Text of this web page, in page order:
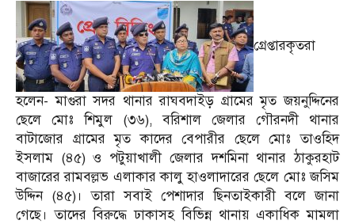
গ্রেপ্তারকৃতরা
হলেন- মাগুরা সদর থানার রাঘবদাইড় গ্রামের মৃত জয়নুদ্দিনের
ছেলে মোঃ শিমুল (৩৬), বরিশাল জেলার গৌরনদী থানার
বাটাজোর গ্রামের মৃত কাদের বেপারীর ছেলে মোঃ তাওহিদ
ইসলাম (৪৫) ও পটুয়াখালী জেলার দশমিনা থানার ঠাকুরহাট
বাজারের রামবল্লভ এলাকার কালু হাওলাদারের ছেলে মোঃ জসিম
উদ্দিন (৪৫)। তারা সবাই পেশাদার ছিনতাইকারী বলে জানা
গেছে। তাদের বিরুদ্ধে ঢাকাসহ বিভিন্ন থানায় একাধিক মামলা